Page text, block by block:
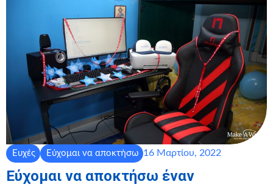
Ευχές Εύχομαι να αποκτήσω 16 Μαρτίου, 2022
Εύχομαι να αποκτήσω έναν